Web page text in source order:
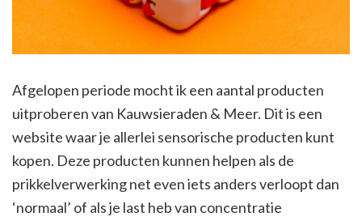
Afgelopen periode mocht ik een aantal producten
uitproberen van Kauwsieraden & Meer. Dit is een
website waar je allerlei sensorische producten kunt
kopen. Deze producten kunnen helpen als de
prikkelverwerking net even iets anders verloopt dan
‘normaal’ of als je last heb van concentratie